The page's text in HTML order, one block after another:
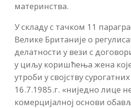
материнства.
У складу с тачком 11
Велике Британије о
делатности у вези с
у циљу коришћења жена
утроби у својству
16.7.1985.г. «ниједно лице
комерцијалној основи